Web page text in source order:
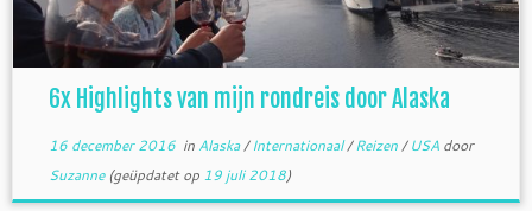
6x Highlights van mijn rondreis door Alaska
16 december 2016in Alaska/Internationaal/Reizen/USA door
Suzanne(geüpdatet op 19 juli 2018)